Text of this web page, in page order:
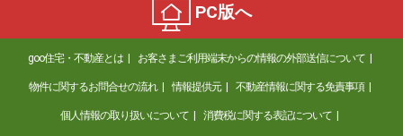
PC版へ
goo住宅・不動産とは お客さまご利用端末からの情報の外部送信について
物件に関するお問合せの流れ 情報提供元 不動産情報に関する免責事項
個人情報の取り扱いについて 消費税に関する表記について